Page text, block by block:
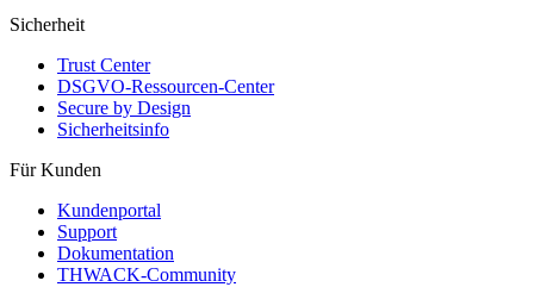
Sicherheit
Trust Center
DSGVO-Ressourcen-Center
Secure by Design
Sicherheitsinfo
Für Kunden
Kundenportal
Support
Dokumentation
THWACK-Community